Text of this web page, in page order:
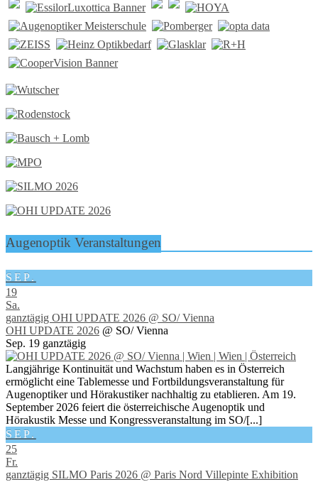
Augenoptik Veranstaltungen
SEP.
19
Sa.
ganztägig OHI UPDATE 2026 @ SO/ Vienna
OHI UPDATE 2026 @ SO/ Vienna
Sep. 19 ganztägig
Langjährige Kontinuität und Wachstum haben es in Österreich
ermöglicht eine Tablemesse und Fortbildungsveranstaltung für
Augenoptiker und Hörakustiker nachhaltig zu etablieren. Am 19.
September 2026 feiert die österreichische Augenoptik und
Hörakustik Messe und Kongressveranstaltung im SO/[...]
SEP.
25
Fr.
ganztägig SILMO Paris 2026 @ Paris Nord Villepinte Exhibition